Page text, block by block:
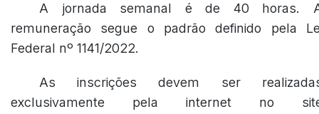
A jornada semanal é de 40 horas.
remuneração segue o padrão definido pela
Federal nº 1141/2022.
As inscrições devem ser
exclusivamente pela internet no